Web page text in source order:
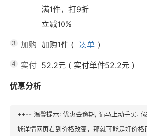
满1件，打9折
立减10%
3 加购 加购1件 ( 凑单 )
4 实付 52.2元 ( 实付单件52.2元 )
优惠分析
++-- 温馨提示: 优惠会逾期, 请马上动手买.
城详情网页看到价格改变，那就可能是好价